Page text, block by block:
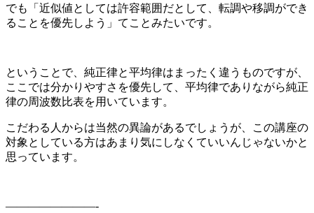
でも「近似値としては許容範囲だとして、転調や移調ができ
ることを優先しよう」てことみたいです。
ということで、純正律と平均律はまったく違うものですが、
ここでは分かりやすさを優先して、平均律でありながら純正
律の周波数比表を用いています。
こだわる人からは当然の異論があるでしょうが、この講座の
対象としている方はあまり気にしなくていいんじゃないかと
思っています。
————————-